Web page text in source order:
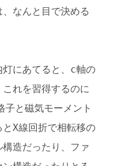
なんと目で決める
にあてると、c軸の
れを習得するのに
子と磁気モーメント
X線回折で相転移の
造だったり、ファ